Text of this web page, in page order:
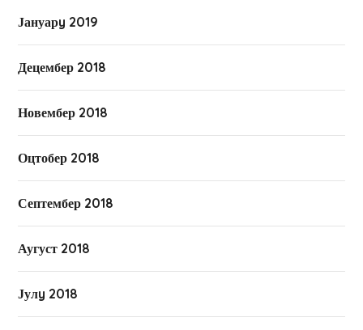
Јануарy 2019
Децембер 2018
Новембер 2018
Оцтобер 2018
Септембер 2018
Аугуст 2018
Јулy 2018